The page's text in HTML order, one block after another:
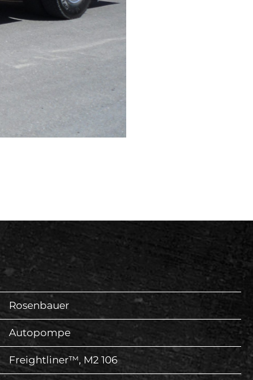
Rosenbauer
Autopompe
Freightliner™, M2 106